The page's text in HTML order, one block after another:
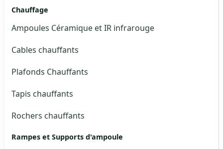
Chauffage
Ampoules Céramique et IR infrarouge
Cables chauffants
Plafonds Chauffants
Tapis chauffants
Rochers chauffants
Rampes et Supports d'ampoule